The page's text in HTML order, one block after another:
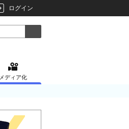
ログイン
メディア化